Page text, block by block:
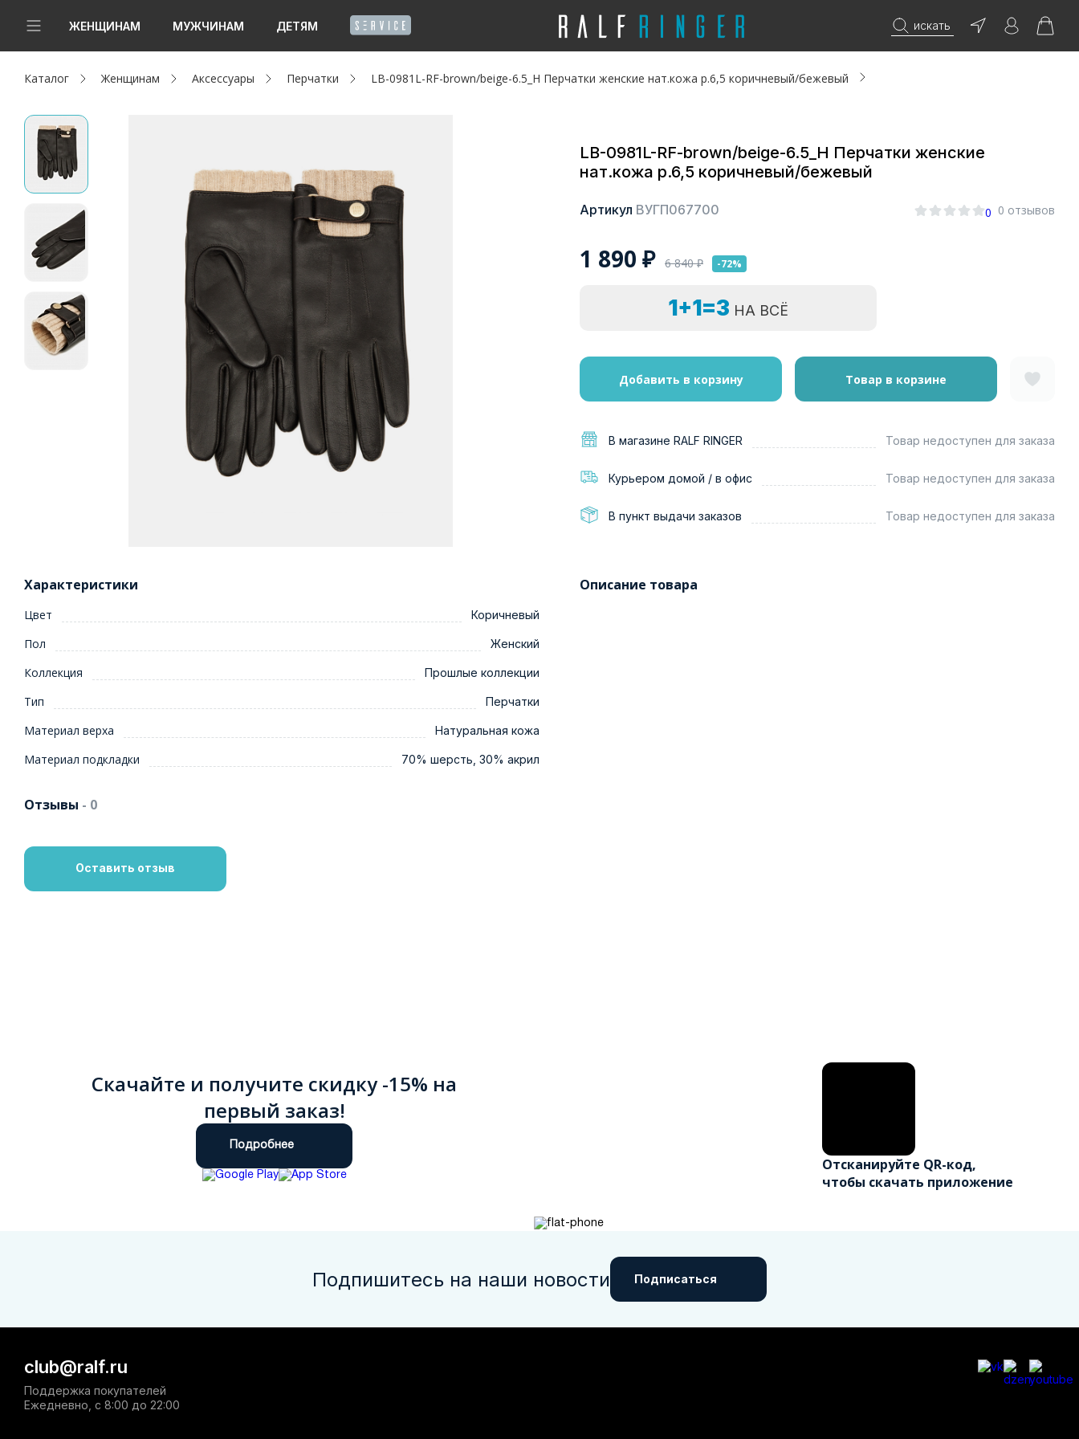
ЖЕНЩИНАМ МУЖЧИНАМ ДЕТЯМ искать
Новинки
Женщинам
Мужчинам
Капсула
Акции / Новости
Адреса магазинов
Каталог Женщинам Аксессуары Перчатки LB-0981L-RF-brown/beige-6.5_Н Перчатки женские нат.кожа р.6,5 коричневый/бежевый
LB-0981L-RF-brown/beige-6.5_Н Перчатки женские
нат.кожа р.6,5 коричневый/бежевый
Артикул ВУГП067700 0 0 отзывов
1 890 ₽ 6 840₽ -72%
1+1=3 НА ВСЁ
Добавить в корзину Товар в корзине
В магазине RALF RINGER Товар недоступен для заказа
Курьером домой / в офис Товар недоступен для заказа
В пункт выдачи заказов Товар недоступен для заказа
Характеристики
Цвет Коричневый
Пол Женский
Коллекция Прошлые коллекции
Тип Перчатки
Материал верха Натуральная кожа
Материал подкладки 70% шерсть, 30% акрил
Описание товара
Отзывы - 0
Оставить отзыв
Скачайте и получите скидку -15% на
первый заказ!
Подробнее
Отсканируйте QR-код,
чтобы скачать приложение
Подпишитесь на наши новости Подписаться
club@ralf.ru
Поддержка покупателей
Ежедневно, с 8:00 до 22:00